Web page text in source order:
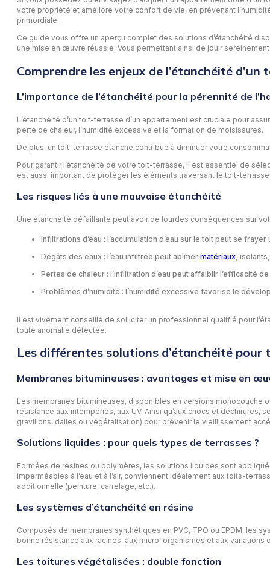
votre propriété et améliore votre confort de vie, en prévenant
primordiale.
Ce guide vous offre un aperçu complet des solutions d’étanchéité
une mise en œuvre réussie. Vous permettant ainsi de jouir
Comprendre les enjeux de l’étanchéité
L’importance de l’étanchéité pour la pérennité de
L’étanchéité d’un toit-terrasse d’un appartement est cruciale pour
perte de chaleur, l’humidité excessive et la formation de moisissures.
De plus, un toit-terrasse étanche contribue à diminuer votre
Pour garantir l’étanchéité de votre toit-terrasse, il est essentiel de
est aussi important de protéger les éléments traversant le toit-
Les risques liés à une mauvaise étanchéité
Une étanchéité défaillante peut avoir de lourdes conséquences sur
Infiltrations d’eau : l’accumulation d’eau sur le toit peut se
Dégâts des eaux : l’eau infiltrée peut abîmer matériaux ,
Pertes de chaleur : l’infiltration d’eau peut affaiblir l’efficacité
Problèmes d’humidité : l’humidité excessive favorise le
Il est vivement conseillé de solliciter un professionnel qualifié pour
toute anomalie détectée.
Les différentes solutions d’étanchéité
Membranes bitumineuses : avantages et mise en
Les membranes bitumineuses, disponibles en versions
résistance aux intempéries, aux UV. Ainsi qu’aux chocs et
gravillons, dalles ou végétalisation) pour prévenir le vieillissement
Solutions liquides : pour quels types de terrasses ?
Formées de résines ou polymères, les solutions liquides sont
imperméables à l’eau et à l’air, conviennent idéalement aux toits-
additionnelle (peinture, carrelage, etc.).
Les systèmes d’étanchéité en résine
Composés de membranes synthétiques en PVC, TPO ou EPDM, les
bonne résistance aux racines, aux micro-organismes et aux
Les toitures végétalisées : double fonction